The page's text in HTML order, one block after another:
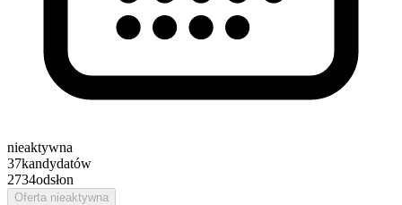
nieaktywna
37kandydatów
2734odsłon
Oferta nieaktywna